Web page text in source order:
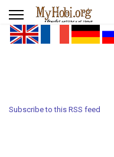
Subscribe to this RSS feed